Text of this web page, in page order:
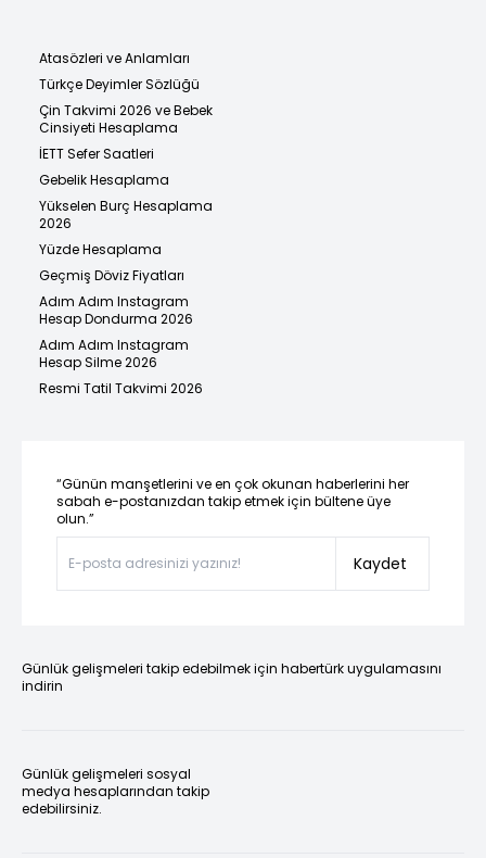
Atasözleri ve Anlamları
Türkçe Deyimler Sözlüğü
Çin Takvimi 2026 ve Bebek
Cinsiyeti Hesaplama
İETT Sefer Saatleri
Gebelik Hesaplama
Yükselen Burç Hesaplama
2026
Yüzde Hesaplama
Geçmiş Döviz Fiyatları
Adım Adım Instagram
Hesap Dondurma 2026
Adım Adım Instagram
Hesap Silme 2026
Resmi Tatil Takvimi 2026
“Günün manşetlerini ve en çok okunan haberlerini her
sabah e-postanızdan takip etmek için bültene üye
olun.”
Kaydet
Günlük gelişmeleri takip edebilmek için habertürk uygulamasını
indirin
Günlük gelişmeleri sosyal
medya hesaplarından takip
edebilirsiniz.